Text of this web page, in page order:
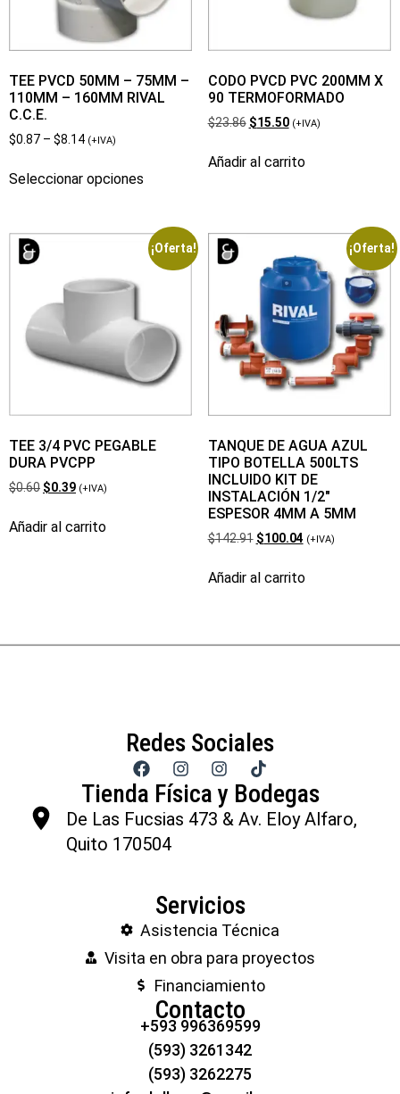
TEE PVCD 50MM – 75MM –
110MM – 160MM RIVAL
C.C.E.
$0.87 – $8.14 (+IVA)
Seleccionar opciones
CODO PVCD PVC 200MM X
90 TERMOFORMADO
$23.86 $15.50 (+IVA)
Añadir al carrito
¡Oferta!
TEE 3/4 PVC PEGABLE
DURA PVCPP
$0.60 $0.39 (+IVA)
Añadir al carrito
¡Oferta!
TANQUE DE AGUA AZUL
TIPO BOTELLA 500LTS
INCLUIDO KIT DE
INSTALACIÓN 1/2″
ESPESOR 4MM A 5MM
$142.91 $100.04 (+IVA)
Añadir al carrito
Redes Sociales
Tienda Física y Bodegas
De Las Fucsias 473 & Av. Eloy Alfaro,
Quito 170504
Servicios
Asistencia Técnica
Visita en obra para proyectos
Financiamiento
Contacto
+593 996369599
(593) 3261342
(593) 3262275